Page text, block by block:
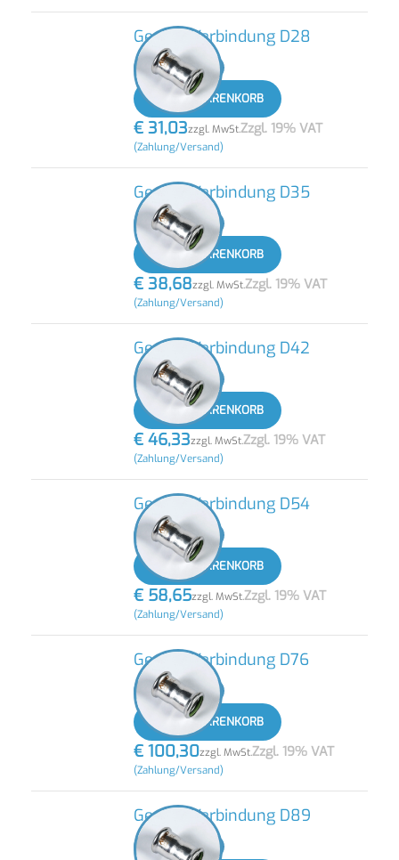
Gerade Verbindung D28
+
IN DEN WARENKORB
€ 31,03zzgl. MwSt.Zzgl. 19% VAT
(Zahlung/Versand)
Gerade Verbindung D35
+
IN DEN WARENKORB
€ 38,68zzgl. MwSt.Zzgl. 19% VAT
(Zahlung/Versand)
Gerade Verbindung D42
+
IN DEN WARENKORB
€ 46,33zzgl. MwSt.Zzgl. 19% VAT
(Zahlung/Versand)
Gerade Verbindung D54
+
IN DEN WARENKORB
€ 58,65zzgl. MwSt.Zzgl. 19% VAT
(Zahlung/Versand)
Gerade Verbindung D76
+
IN DEN WARENKORB
€ 100,30zzgl. MwSt.Zzgl. 19% VAT
(Zahlung/Versand)
Gerade Verbindung D89
+